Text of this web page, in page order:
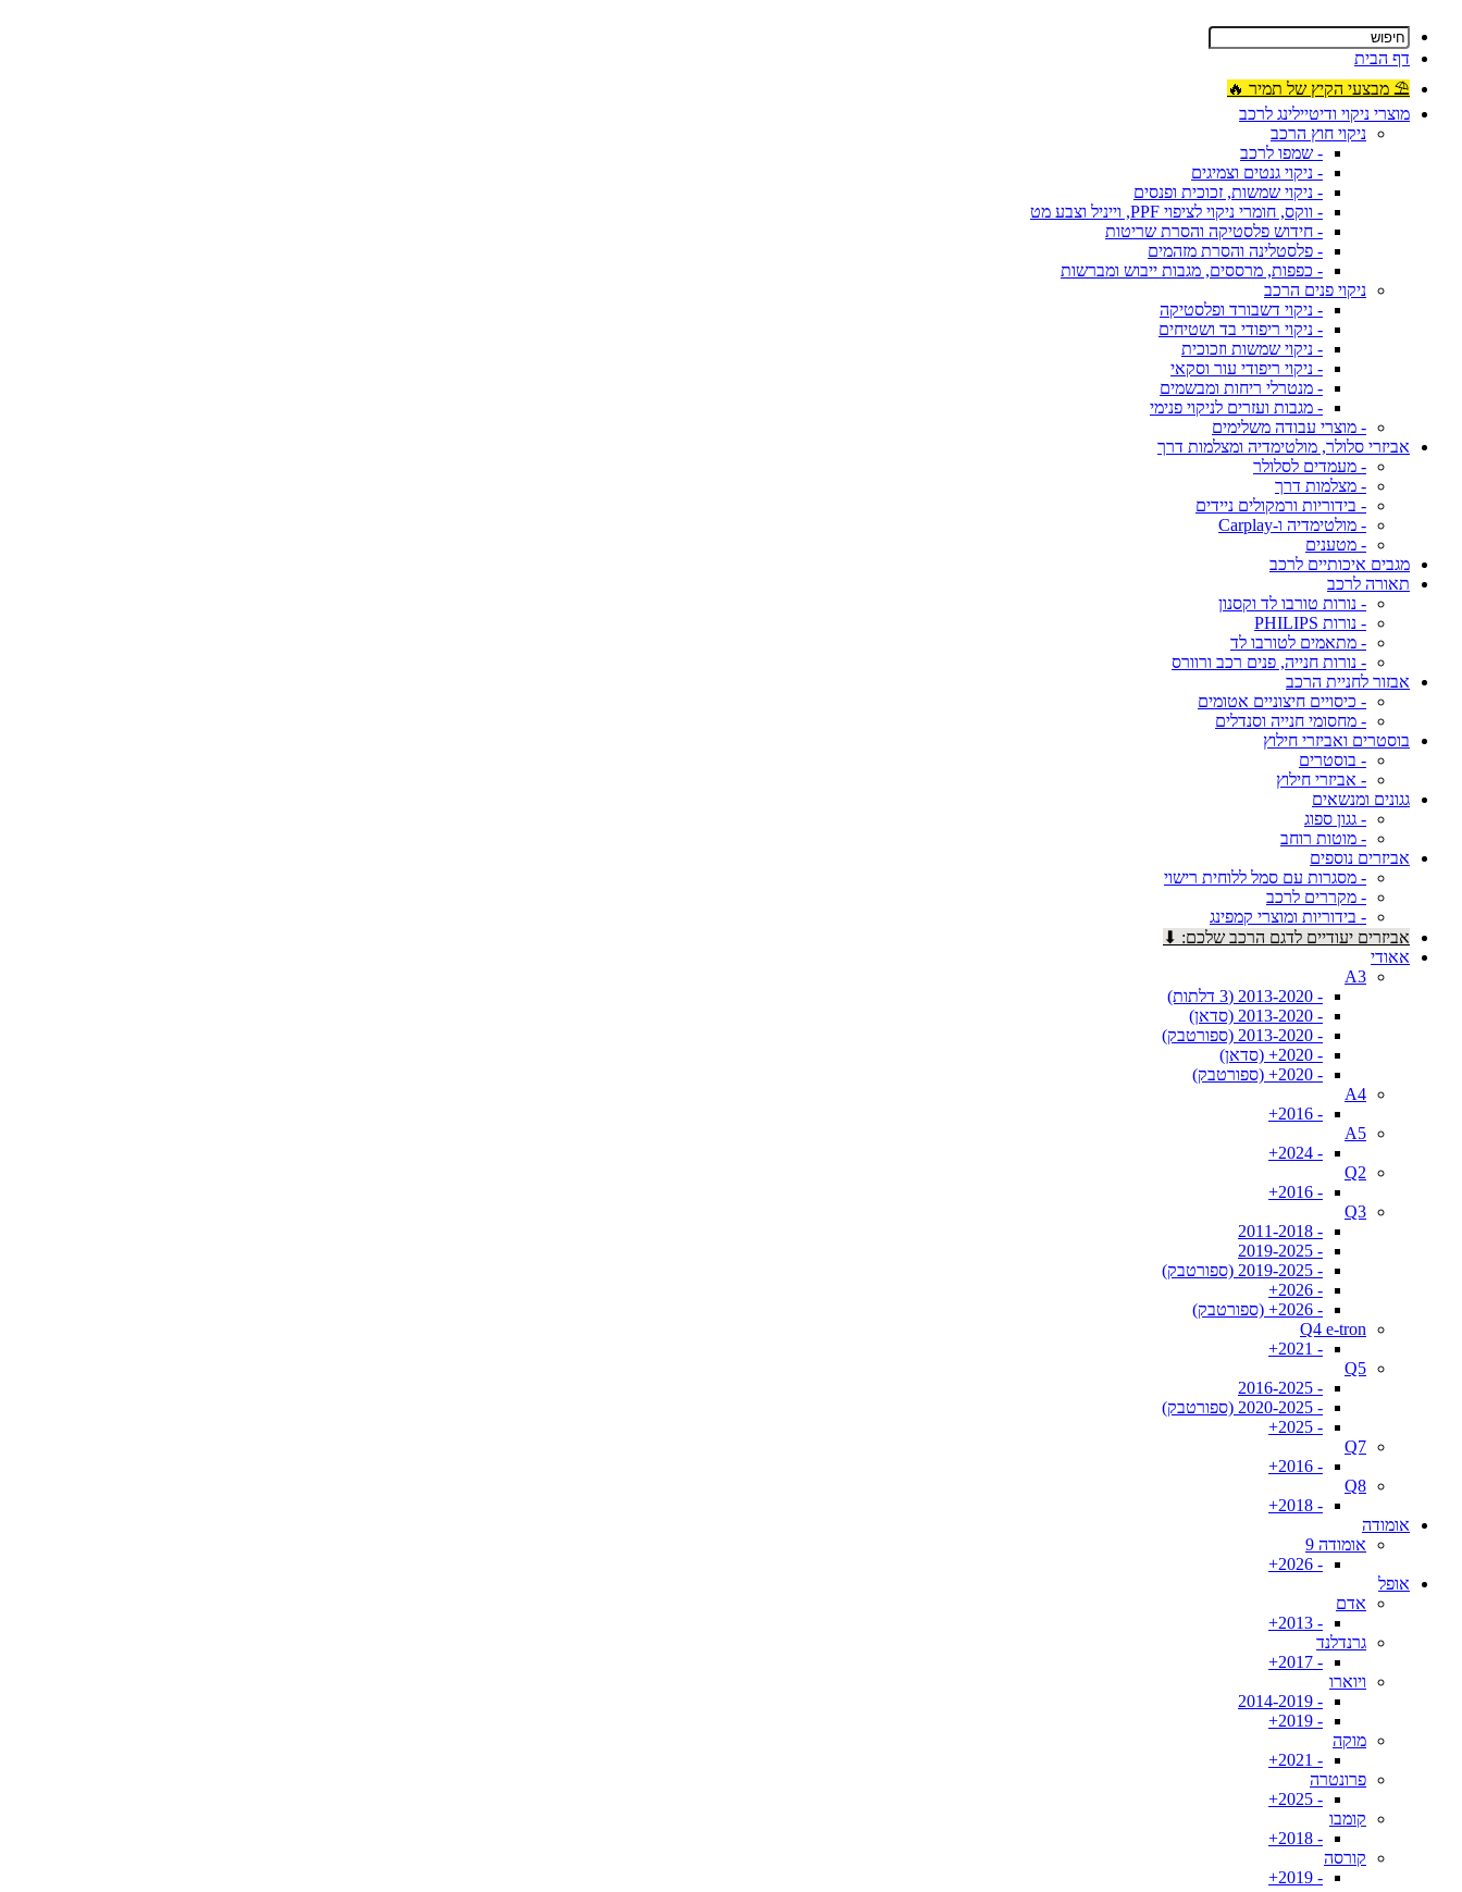
דף הבית
⛱ מבצעי הקיץ של תמיר 🔥
מוצרי ניקוי ודיטיילינג לרכב
ניקוי חוץ הרכב
- שמפו לרכב
- ניקוי גנטים וצמיגים
- ניקוי שמשות, זכוכית ופנסים
- ווקס, חומרי ניקוי לציפוי PPF, וייניל וצבע מט
- חידוש פלסטיקה והסרת שריטות
- פלסטלינה והסרת מזהמים
- כפפות, מרססים, מגבות ייבוש ומברשות
ניקוי פנים הרכב
- ניקוי דשבורד ופלסטיקה
- ניקוי ריפודי בד ושטיחים
- ניקוי שמשות וזכוכית
- ניקוי ריפודי עור וסקאי
- מנטרלי ריחות ומבשמים
- מגבות ועזרים לניקוי פנימי
- מוצרי עבודה משלימים
אביזרי סלולר, מולטימדיה ומצלמות דרך
- מעמדים לסלולר
- מצלמות דרך
- בידוריות ורמקולים ניידים
- מולטימדיה ו-Carplay
- מטענים
מגבים איכותיים לרכב
תאורה לרכב
- נורות טורבו לד וקסנון
- נורות PHILIPS
- מתאמים לטורבו לד
- נורות חנייה, פנים רכב ורוורס
אבזור לחניית הרכב
- כיסויים חיצוניים אטומים
- מחסומי חנייה וסנדלים
בוסטרים ואביזרי חילוץ
- בוסטרים
- אביזרי חילוץ
גגונים ומנשאים
- גגון ספוג
- מוטות רוחב
אביזרים נוספים
- מסגרות עם סמל ללוחית רישוי
- מקררים לרכב
- בידוריות ומוצרי קמפינג
אביזרים יעודיים לדגם הרכב שלכם: ⬇
אאודי
A3
- 2013-2020 (3 דלתות)
- 2013-2020 (סדאן)
- 2013-2020 (ספורטבק)
- 2020+ (סדאן)
- 2020+ (ספורטבק)
A4
- 2016+
A5
- 2024+
Q2
- 2016+
Q3
- 2011-2018
- 2019-2025
- 2019-2025 (ספורטבק)
- 2026+
- 2026+ (ספורטבק)
Q4 e-tron
- 2021+
Q5
- 2016-2025
- 2020-2025 (ספורטבק)
- 2025+
Q7
- 2016+
Q8
- 2018+
אומודה
אומודה 9
- 2026+
אופל
אדם
- 2013+
גרנדלנד
- 2017+
ויוארו
- 2014-2019
- 2019+
מוקה
- 2021+
פרונטרה
- 2025+
קומבו
- 2018+
קורסה
- 2019+